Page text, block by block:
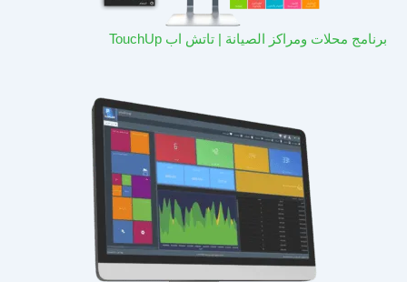
برنامج محلات ومراكز الصيانة | تاتش اب TouchUp